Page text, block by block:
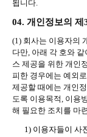
됩니다.
04. 개인정보의 제
(1) 회사는 이용자의
다만, 아래 각 호와
스 제공을 위한 개인
피한 경우에는 예외
제공할 때에는 개인
도록 이용목적, 이용
해 필요한 조치를 마
1) 이용자들이 사